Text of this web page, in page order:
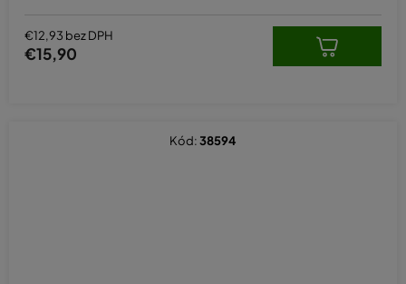
€12,93 bez DPH
€15,90
Kód:38594